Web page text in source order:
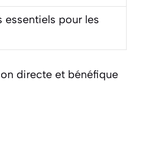
essentiels pour les
directe et bénéfique